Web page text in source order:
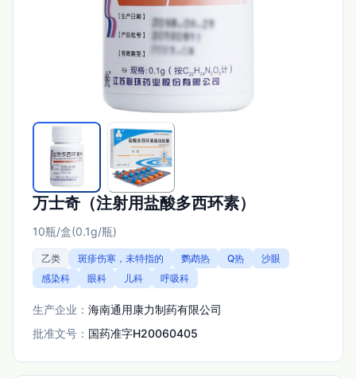
万士奇（注射用盐酸多西环素）
10瓶/盒(0.1g/瓶)
乙类 斑疹伤寒，未特指的 鹦鹉热 Q热
沙眼
感染科
眼科 儿科 呼吸科
生产企业： 海南通用康力制药有限公司
批准文号： 国药准字H20060405